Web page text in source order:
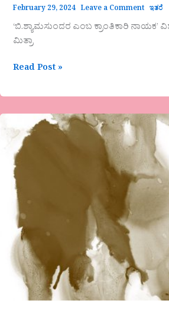
February 29, 2024 Leave a Comment ಇತರೆ
‘ಬಿ.ಶ್ಯಾಮಸುಂದರ ಎಂಬ ಕ್ರಾಂತಿಕಾರಿ ನಾಯಕ’
ಮಿತ್ರಾ
Read Post »
ನಾಗೊಂಡಹಳ್ಳಿ
ಸುನಿಲ್
ಅವರ
ಕವಿತೆ-
ನಾನೂ
ಮರೆತೆ
ನೀನೂ
ಮರೆತೆ